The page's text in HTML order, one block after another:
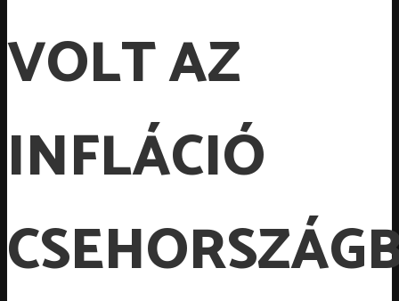
VOLT AZ
INFLÁCIÓ